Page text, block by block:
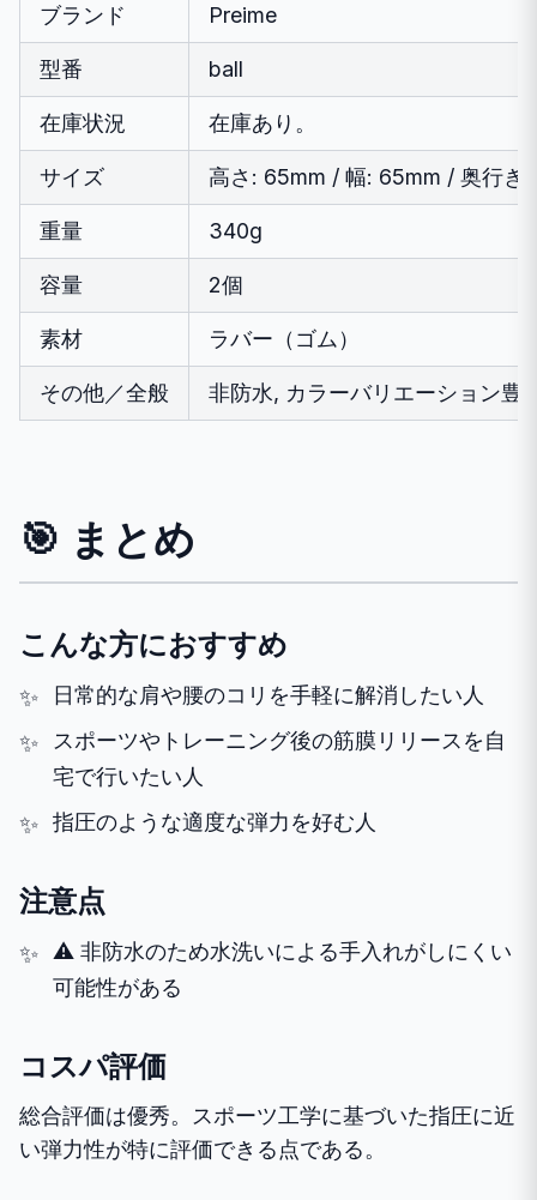
ブランド Preime
型番 ball
在庫状況 在庫あり。
サイズ 高さ: 65mm / 幅: 65mm / 奥行き
重量 340g
容量 2個
素材 ラバー（ゴム）
その他／全般 非防水, カラーバリエーション豊
🎯 まとめ
こんな方におすすめ
日常的な肩や腰のコリを手軽に解消したい人
スポーツやトレーニング後の筋膜リリースを自
宅で行いたい人
指圧のような適度な弾力を好む人
注意点
⚠️ 非防水のため水洗いによる手入れがしにくい
可能性がある
コスパ評価
総合評価は優秀。スポーツ工学に基づいた指圧に近
い弾力性が特に評価できる点である。